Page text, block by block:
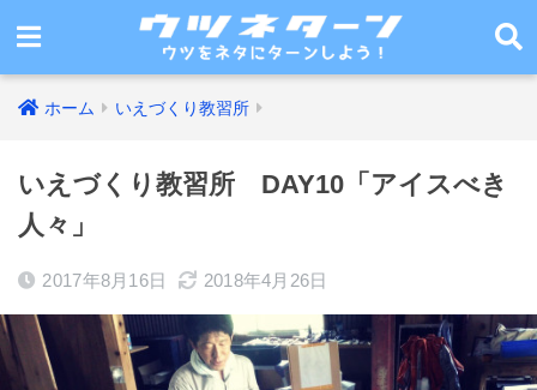
ホーム いえづくり教習所
いえづくり教習所 DAY10「アイスべき
人々」
2017年8月16日 2018年4月26日